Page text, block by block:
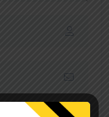
in this browser